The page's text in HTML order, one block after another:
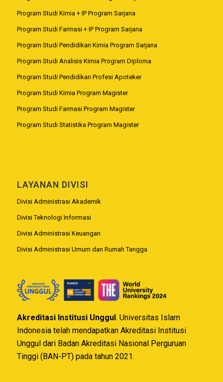
Program Studi Kimia + IP Program Sarjana
Program Studi Farmasi + IP Program Sarjana
Program Studi Pendidikan Kimia Program Sarjana
Program Studi Analisis Kimia Program Diploma
Program Studi Pendidikan Profesi Apoteker
Program Studi Kimia Program Magister
Program Studi Farmasi Program Magister
Program Studi Statistika Program Magister
LAYANAN DIVISI
Divisi Administrasi Akademik
Divisi Teknologi Informasi
Divisi Administrasi Keuangan
Divisi Administrasi Umum dan Rumah Tangga
Akreditasi Institusi Unggul . Universitas Islam
Indonesia telah mendapatkan Akreditasi Institusi
Unggul dari Badan Akreditasi Nasional Perguruan
Tinggi (BAN-PT) pada tahun 2021.